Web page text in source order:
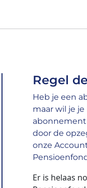
Regel
Heb je een
maar wil je
abonnement
door de
onze
Er is helaas